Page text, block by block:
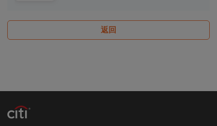
本香港網站所載的材料僅供參考及討論用途，並不構
成或組成購買、出售、認購或承銷任何材料或本香港
網站所提述或所指的結構性產品（「結構性產品」）
或其材料不應被視為任何類型或形式的廣告、誘因或
所編製的材料僅概括以一般資訊接收者為對象，並無
返回